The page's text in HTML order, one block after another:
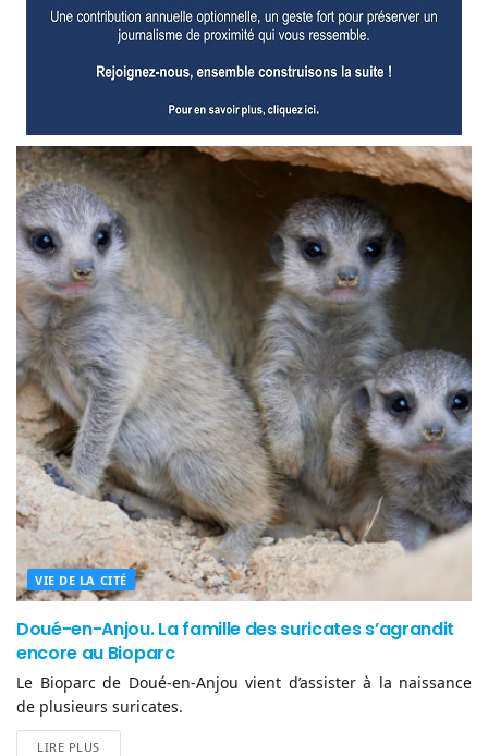
VIE DE LA CITÉ
Doué-en-Anjou. La famille des suricates s’agrandit
encore au Bioparc
Le Bioparc de Doué-en-Anjou vient d’assister à la naissance
de plusieurs suricates.
LIRE PLUS